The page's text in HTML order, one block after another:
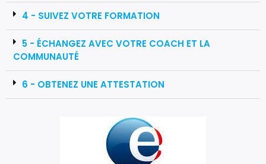
4 - SUIVEZ VOTRE FORMATION
5 - ÉCHANGEZ AVEC VOTRE COACH ET LA
COMMUNAUTÉ
6 - OBTENEZ UNE ATTESTATION​